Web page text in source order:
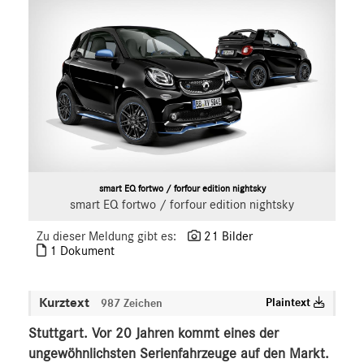
smart
smart BRABUS
G-Klasse
Vans
Marken & Produkte
ANSPRECHPARTNER
smart EQ fortwo / forfour edition nightsky
smart EQ fortwo / forfour edition nightsky
Zu dieser Meldung gibt es:
21 Bilder
1 Dokument
Kurztext 987 Zeichen Plaintext
Stuttgart. Vor 20 Jahren kommt eines der
ungewöhnlichsten Serienfahrzeuge auf den Markt.